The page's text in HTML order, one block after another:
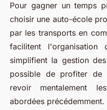
Pour gagner un temps
choisir une auto-école
par les transports en
facilitent
simplifient la gestion
possible de profiter de
revoir mentalement
abordées précédemment.